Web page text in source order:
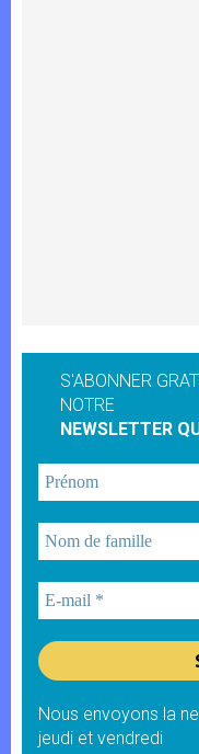
S'ABONNER
NOTRE
NEWSLETTER
Nous envoyons la
jeudi et vendredi